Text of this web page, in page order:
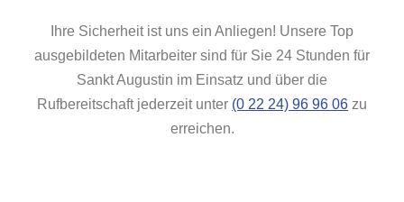
Ihre Sicherheit ist uns ein Anliegen! Unsere Top
ausgebildeten Mitarbeiter sind für Sie 24 Stunden für
Sankt Augustin im Einsatz und über die
Rufbereitschaft jederzeit unter (0 22 24) 96 96 06 zu
erreichen.